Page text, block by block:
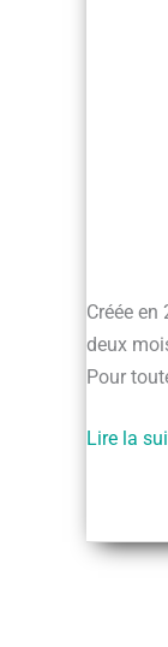
Créée
deux
Pour
Les
Lire la